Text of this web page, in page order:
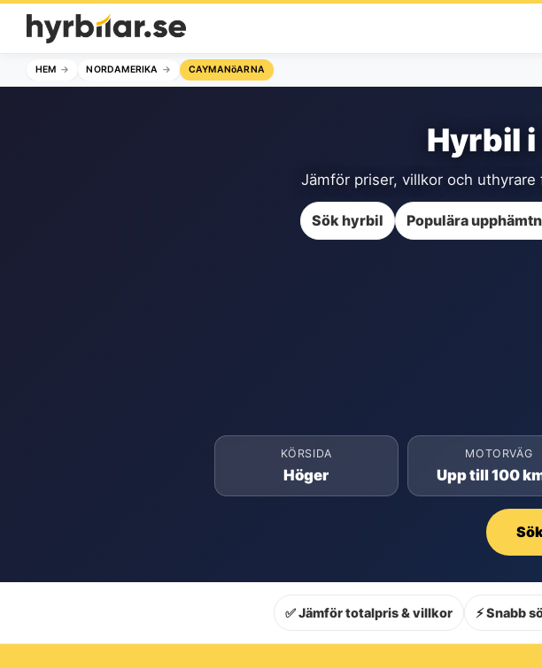
HEM NORDAMERIKA CAYMANöARNA
Hyrbil
Jämför priser, villkor och uthyrare
Sök hyrbil Populära
KÖRSIDA
Höger
MOTORVÄG
Upp till 100
✅ Jämför totalpris & villkor ⚡ Snabb